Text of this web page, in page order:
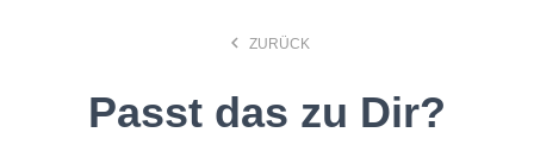
Finde den Job, der Dir
keyboard_arrow_left ZURÜCK
Passt das zu Dir?